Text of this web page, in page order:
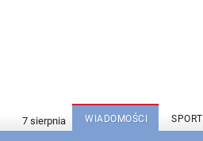
WIADOMOŚCI SPORT